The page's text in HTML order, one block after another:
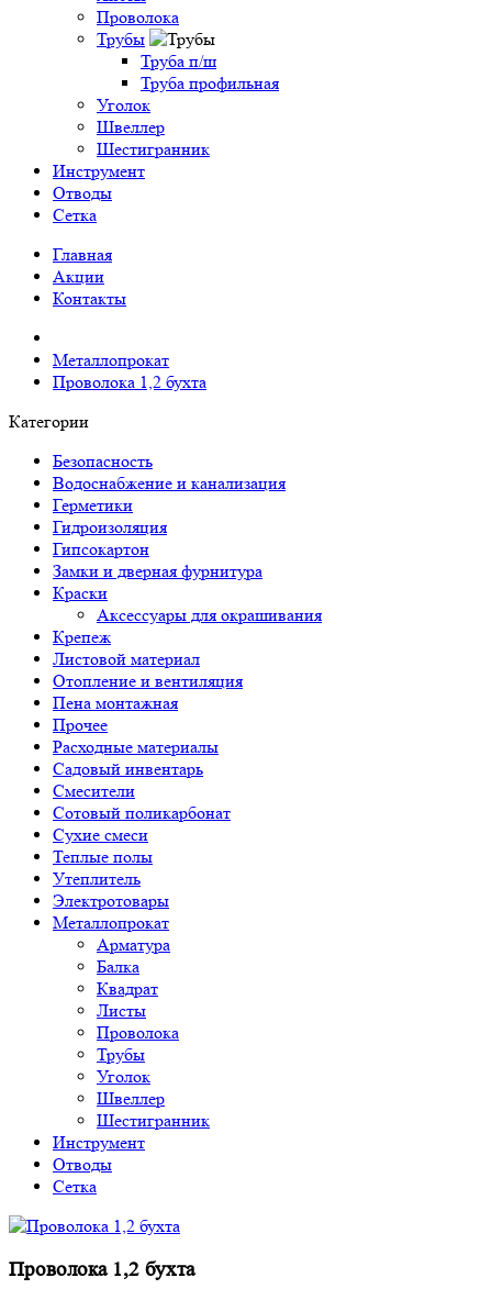
Проволока
Трубы
Труба п/ш
Труба профильная
Уголок
Швеллер
Шестигранник
Инструмент
Отводы
Сетка
Главная
Акции
Контакты
Металлопрокат
Проволока 1,2 бухта
Категории
Безопасность
Водоснабжение и канализация
Герметики
Гидроизоляция
Гипсокартон
Замки и дверная фурнитура
Краски
Аксессуары для окрашивания
Крепеж
Листовой материал
Отопление и вентиляция
Пена монтажная
Прочее
Расходные материалы
Садовый инвентарь
Смесители
Сотовый поликарбонат
Сухие смеси
Теплые полы
Утеплитель
Электротовары
Металлопрокат
Арматура
Балка
Квадрат
Листы
Проволока
Трубы
Уголок
Швеллер
Шестигранник
Инструмент
Отводы
Сетка
Проволока 1,2 бухта